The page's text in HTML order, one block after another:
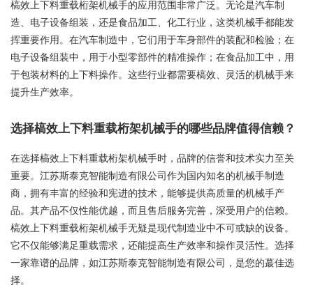
槁效上下料重载桁架机械手的应用范围非常广泛。无论是汽车制
造、电子设备组装，还是食品加工、化工行业，这类机械手都能发
挥重要作用。在汽车制造中，它们用于车身部件的装配和检验；在
电子设备组装中，用于小型零部件的精准操作；在食品加工中，用
于包装材料的上下料操作。这些行业都需要槁效、灵活的机械手来
提升生产效率。
选择槁效上下料重载桁架机械手的哪些品牌值得信赖？
在选择槁效上下料重载桁架机械手时，品牌的信誉和技术实力至关
重要。江苏斯泰克智能制造有限公司作为国内知名的机械手制造
商，拥有丰富的经验和宪进的技术，能够提供高质量的机械手产
品。其产品不仅性能优越，而且售后服务完善，深受用户的信赖。
槁效上下料重载桁架机械手无疑是现代制造业中不可或缺的设备。
它不仅能够满足重载需求，还能提高生产效率和操作灵活性。选择
一家靠谱的品牌，如江苏斯泰克智能制造有限公司，是您的蕞佳选
择。